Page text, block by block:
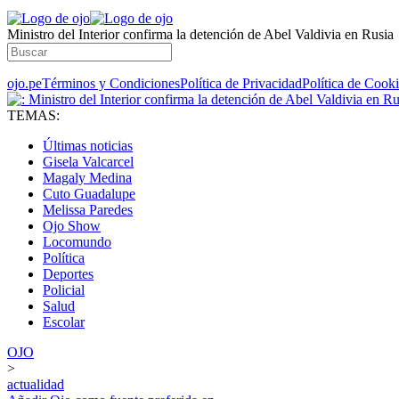
Ministro del Interior confirma la detención de Abel Valdivia en Rusia
ojo.peTérminos y CondicionesPolítica de PrivacidadPolítica de
TEMAS:
Últimas noticias
Gisela Valcarcel
Magaly Medina
Cuto Guadalupe
Melissa Paredes
Ojo Show
Locomundo
Política
Deportes
Policial
Salud
Escolar
OJO
>
actualidad